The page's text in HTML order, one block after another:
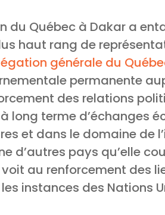
du Québec à Dakar a
haut rang de
générale du
permanente
des relations
long terme d’échanges
et dans le domaine de
d’autres pays qu’elle
au renforcement des
instances des Nations